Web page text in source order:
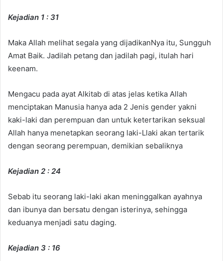
Kejadian 1 : 31
Maka Allah melihat segala yang dijadikanNya itu, Sungguh
Amat Baik. Jadilah petang dan jadilah pagi, itulah hari
keenam.
Mengacu pada ayat Alkitab di atas jelas ketika Allah
menciptakan Manusia hanya ada 2 Jenis gender yakni
kaki-laki dan perempuan dan untuk ketertarikan seksual
Allah hanya menetapkan seorang laki-Llaki akan tertarik
dengan seorang perempuan, demikian sebaliknya
Kejadian 2 : 24
Sebab itu seorang laki-laki akan meninggalkan ayahnya
dan ibunya dan bersatu dengan isterinya, sehingga
keduanya menjadi satu daging.
Kejadian 3 : 16